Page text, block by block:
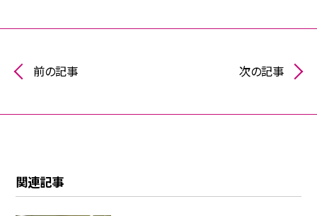
前の記事 次の記事
関連記事